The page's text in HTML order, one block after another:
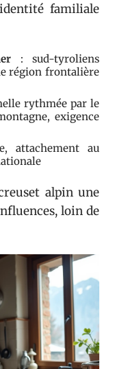
familiale
: sud-tyroliens
région frontalière
rythmée par le
exigence
attachement au
alpin une
loin de